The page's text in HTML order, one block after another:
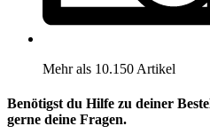
Mehr als 10.150 Artikel
Benötigst du Hilfe zu deiner
gerne deine Fragen.